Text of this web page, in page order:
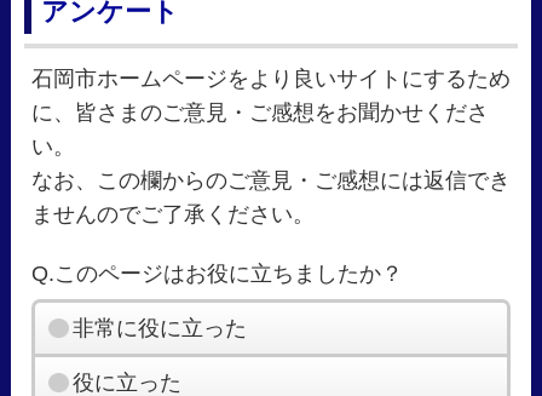
アンケート
石岡市ホームページをより良いサイトにするため
に、皆さまのご意見・ご感想をお聞かせくださ
い。
なお、この欄からのご意見・ご感想には返信でき
ませんのでご了承ください。
Q.このページはお役に立ちましたか？
非常に役に立った
役に立った